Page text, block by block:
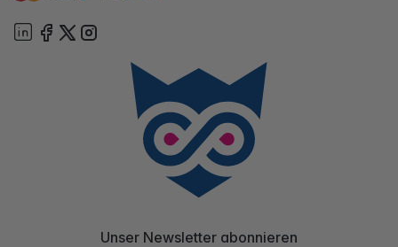
Unser Newsletter abonnieren